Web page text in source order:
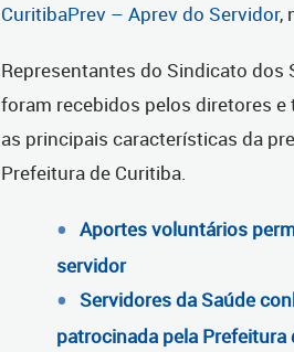
CuritibaPrev – Aprev do Servidor,
Representantes do Sindicato
foram recebidos pelos diretores
as principais características da
Prefeitura de Curitiba.
Aportes voluntários
servidor
Servidores da Saúde
patrocinada pela Prefeitura